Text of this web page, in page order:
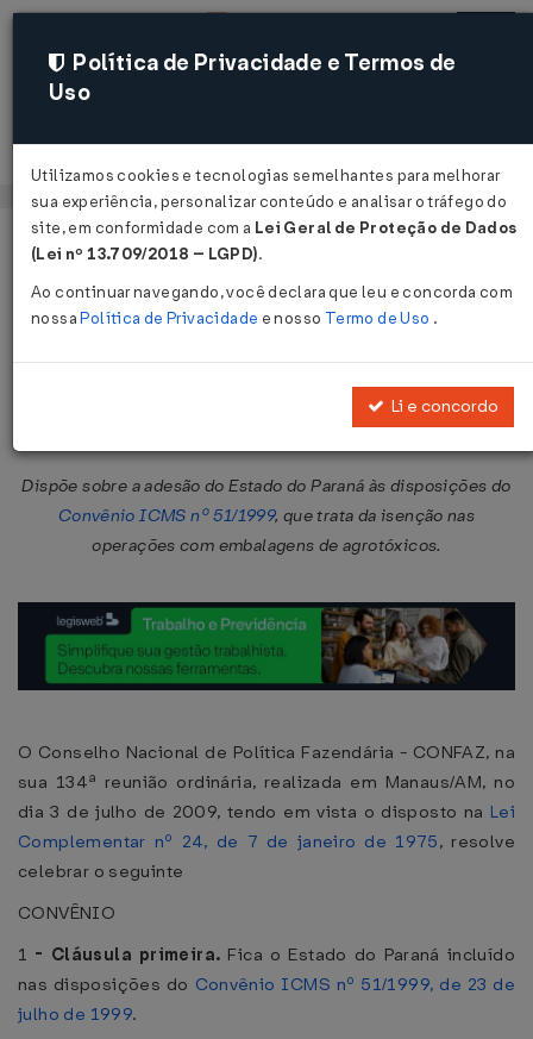
Acessar
Página Inicial Legislações
Convênio ICMS nº 68 de
Dispõe sobre a adesão do Estado do Paraná às disposições do
Convênio ICMS nº 51/1999, que trata da isenção nas
operações com embalagens de agrotóxicos.
O Conselho Nacional de Política Fazendária - CONFAZ, na
sua 134ª reunião ordinária, realizada em Manaus/AM, no
dia 3 de julho de 2009, tendo em vista o disposto na Lei
Complementar nº 24, de 7 de janeiro de 1975, resolve
celebrar o seguinte
CONVÊNIO
1 - Cláusula primeira. Fica o Estado do Paraná incluído
nas disposições do Convênio ICMS nº 51/1999, de 23 de
julho de 1999.
Política de Privacidade e Termos de
Uso
Utilizamos cookies e tecnologias semelhantes para melhorar
sua experiência, personalizar conteúdo e analisar o tráfego do
site, em conformidade com a Lei Geral de Proteção de Dados
(Lei nº 13.709/2018 – LGPD).
Ao continuar navegando, você declara que leu e concorda com
nossaPolítica de Privacidade e nosso Termo de Uso .
Li e concordo